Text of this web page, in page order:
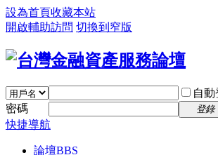
設為首頁收藏本站
開啟輔助訪問 切換到窄版
自
密碼
登錄
快捷導航
論壇BBS